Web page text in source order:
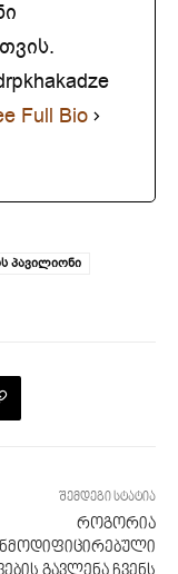
Full Bio
პავილიონი
შემდეგი სტატია
როგორია